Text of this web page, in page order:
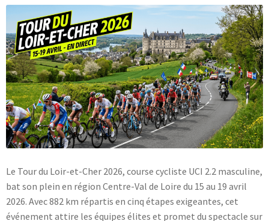
Blog
Le Tour du Loir-et-Cher 2026, course cycliste UCI 2.2 masculine,
bat son plein en région Centre-Val de Loire du 15 au 19 avril
2026. Avec 882 km répartis en cinq étapes exigeantes, cet
événement attire les équipes élites et promet du spectacle sur